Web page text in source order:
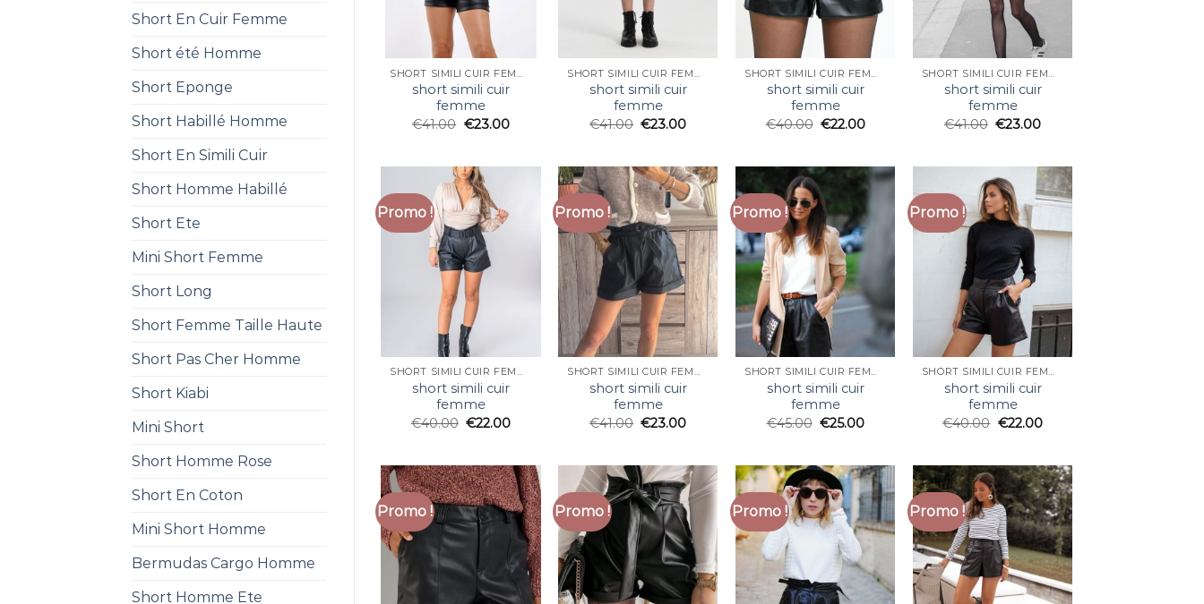
Short En Cuir Femme
Short été Homme
Short Eponge
Short Habillé Homme
Short En Simili Cuir
Short Homme Habillé
Short Ete
Mini Short Femme
Short Long
Short Femme Taille Haute
Short Pas Cher Homme
Short Kiabi
Mini Short
Short Homme Rose
Short En Coton
Mini Short Homme
Bermudas Cargo Homme
Short Homme Ete
short simili cuir
femme
€41.00 €23.00
short simili cuir
femme
€41.00 €23.00
short simili cuir
femme
€40.00 €22.00
short simili cuir
femme
€41.00 €23.00
Promo !
SHORT SIMILI CUIR FEMME
short simili cuir
femme
€40.00 €22.00
Promo !
SHORT SIMILI CUIR FEMME
short simili cuir
femme
€41.00 €23.00
Promo !
SHORT SIMILI CUIR FEMME
short simili cuir
femme
€45.00 €25.00
Promo !
SHORT SIMILI CUIR FEMME
short simili cuir
femme
€40.00 €22.00
Promo ! Promo ! Promo ! Promo !